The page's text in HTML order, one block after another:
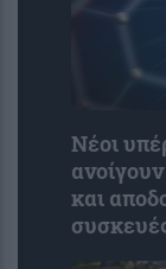
Νέοι
και